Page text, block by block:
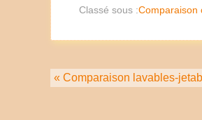
Classé sous :Comparaison
« Comparaison lavables-